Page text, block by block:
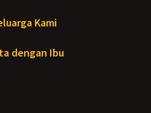
Kami
dengan Ibu